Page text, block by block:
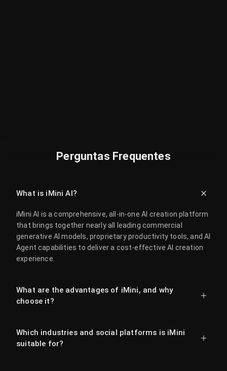
Perguntas Frequentes
What is iMini AI?
iMini AI is a comprehensive, all-in-one AI creation platform
that brings together nearly all leading commercial
generative AI models, proprietary productivity tools, and AI
Agent capabilities to deliver a cost-effective AI creation
experience.
What are the advantages of iMini, and why
choose it?
Which industries and social platforms is iMini
suitable for?